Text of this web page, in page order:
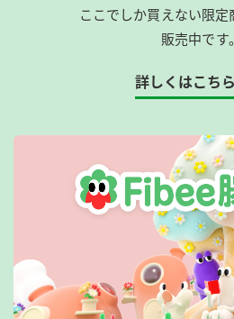
ここでしか買えない限定
販売中です。
詳しくはこちら